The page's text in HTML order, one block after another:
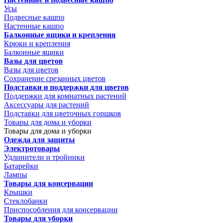
Усы
Подвесные кашпо
Настенные кашпо
Балконные ящики и крепления
Крюки и крепления
Балконные ящики
Вазы для цветов
Вазы для цветов
Сохранение срезанных цветов
Подставки и поддержки для цветов
Поддержки для комнатных растений
Аксессуары для растений
Подставки для цветочных горшков
Товары для дома и уборки
Товары для дома и уборки
Одежда для защиты
Электротовары
Удлинители и тройники
Батарейки
Лампы
Товары для консервации
Крышки
Стеклобанки
Приспособления для консервации
Товары для уборки